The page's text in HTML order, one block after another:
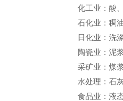
化工业：酸
石化业：稠
日化业：洗
陶瓷业：泥
采矿业：煤
水处理：石
食品业：液